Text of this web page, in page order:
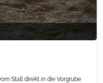
Stall direkt in die Vorgrube